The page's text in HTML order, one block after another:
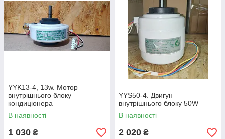
YYK13-4, 13w. Мотор
внутрішнього блоку
кондиціонера
В наявності
1 030 ₴
YYS50-4. Двигун
внутрішнього блоку 50W
В наявності
2 020 ₴